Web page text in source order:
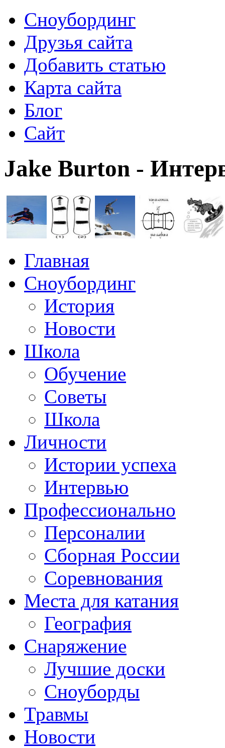
Сноубординг
Друзья сайта
Добавить статью
Карта сайта
Блог
Сайт
Jake Burton -
Главная
Сноубординг
История
Новости
Школа
Обучение
Советы
Школа
Личности
Истории успеха
Интервью
Профессионально
Персоналии
Сборная России
Соревнования
Места для катания
География
Снаряжение
Лучшие доски
Сноуборды
Травмы
Новости